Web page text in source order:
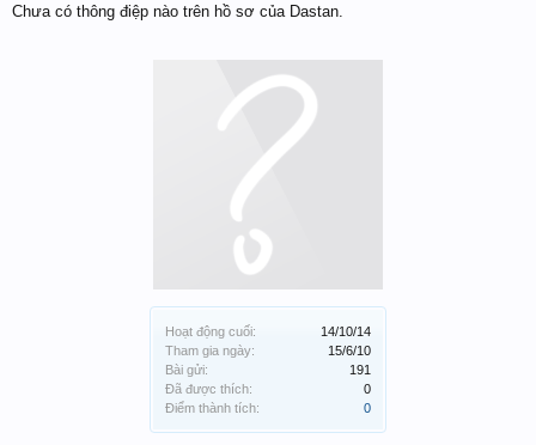
Hoạt động cuối:
14/10/14
Tham gia ngày:
15/6/10
Bài gửi:
191
Đã được thích:
0
Điểm thành tích:
0
Chưa có thông điệp nào trên hồ sơ của Dastan.